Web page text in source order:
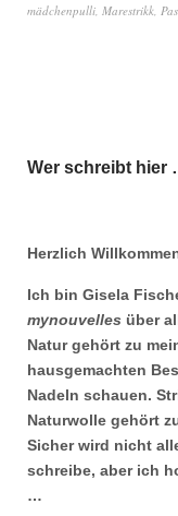
mädchenpulli, Marestrikk,
Wer schreibt hier
Herzlich
Ich bin Gisela
mynouvelles über
Natur gehört zu
hausgemachten
Nadeln schauen.
Naturwolle gehört
Sicher wird nicht
schreibe, aber ich
…